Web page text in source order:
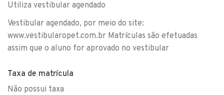
Utiliza vestibular agendado
Vestibular agendado, por meio do site:
www.vestibularopet.com.br Matrículas são efetuadas
assim que o aluno for aprovado no vestibular
Taxa de matrícula
Não possui taxa